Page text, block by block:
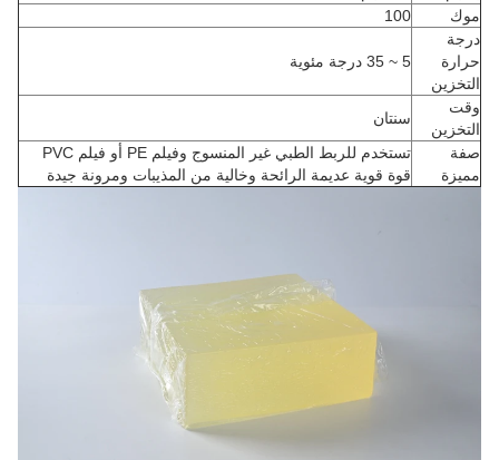
موك
100
درجة
حرارة
التخزين
5 ~ 35 درجة مئوية
وقت
التخزين
سنتان
صفة
مميزة
تستخدم للربط الطبي غير المنسوج وفيلم PE أو فيلم PVC
قوة قوية عديمة الرائحة وخالية من المذيبات ومرونة جيدة